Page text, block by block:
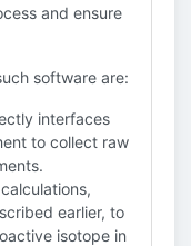
and ensure
software are:
interfaces
to collect raw
earlier, to
isotope in